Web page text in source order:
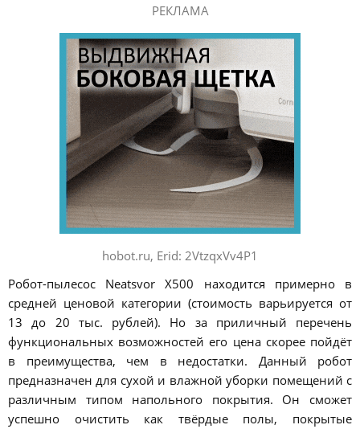
РЕКЛАМА
hobot.ru, Erid: 2VtzqxVv4P1
Робот-пылесос Neatsvor X500 находится примерно в
средней ценовой категории (стоимость варьируется от
13 до 20 тыс. рублей). Но за приличный перечень
функциональных возможностей его цена скорее пойдёт
в преимущества, чем в недостатки. Данный робот
предназначен для сухой и влажной уборки помещений с
различным типом напольного покрытия. Он сможет
успешно очистить как твёрдые полы, покрытые